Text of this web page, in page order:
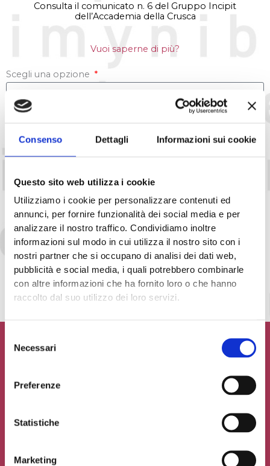
Consenso Dettagli Informazioni sui cookie
Questo sito web utilizza i cookie
Utilizziamo i cookie per personalizzare contenuti ed
annunci, per fornire funzionalità dei social media e per
analizzare il nostro traffico. Condividiamo inoltre
informazioni sul modo in cui utilizza il nostro sito con i
nostri partner che si occupano di analisi dei dati web,
pubblicità e social media, i quali potrebbero combinarle
con altre informazioni che ha fornito loro o che hanno
raccolto dal suo utilizzo dei loro servizi.
delNecessari
Preferenze
Statistiche
Marketing
Consulta il comunicato n. 6 del Gruppo Incipit
dell’Accademia della Crusca
Vuoi saperne di più?
Scegli una opzione
Accetto la Privacy Policy del sito web
INVIA MESSAGGIO